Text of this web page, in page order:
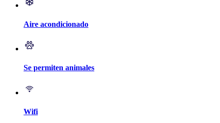
Aire acondicionado
Se permiten animales
Wifi